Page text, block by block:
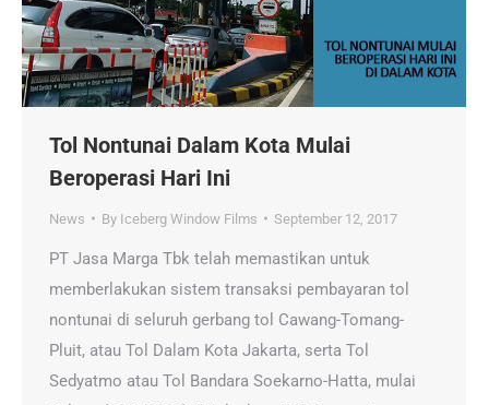
Tol Nontunai Dalam Kota Mulai
Beroperasi Hari Ini
News By Iceberg Window Films September 12, 2017
PT Jasa Marga Tbk telah memastikan untuk
memberlakukan sistem transaksi pembayaran tol
nontunai di seluruh gerbang tol Cawang-Tomang-
Pluit, atau Tol Dalam Kota Jakarta, serta Tol
Sedyatmo atau Tol Bandara Soekarno-Hatta, mulai